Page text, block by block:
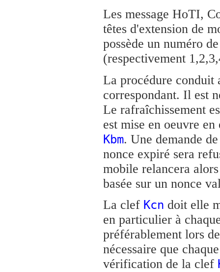
Les message HoTI,
têtes d'extension de
possède un numéro
(respectivement
La procédure conduit
correspondant. Il est
Le rafraîchissement
est mise en oeuvre
Kbm. Une demande
nonce expiré sera
mobile relancera
basée sur un nonce
La clef Kcn doit elle
en particulier à
préférablement lors
nécessaire que
vérification de la clef